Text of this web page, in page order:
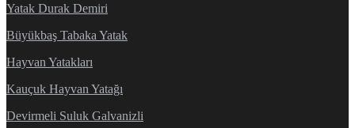
Yatak Durak Demiri
Büyükbaş Tabaka Yatak
Hayvan Yatakları
Kauçuk Hayvan Yatağı
Devirmeli Suluk Galvanizli